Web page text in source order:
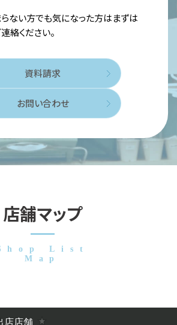
ない方でも気になった方はまずは
絡ください。
資料請求
お問い合わせ
店舗マップ